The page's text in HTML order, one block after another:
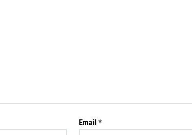
Email *